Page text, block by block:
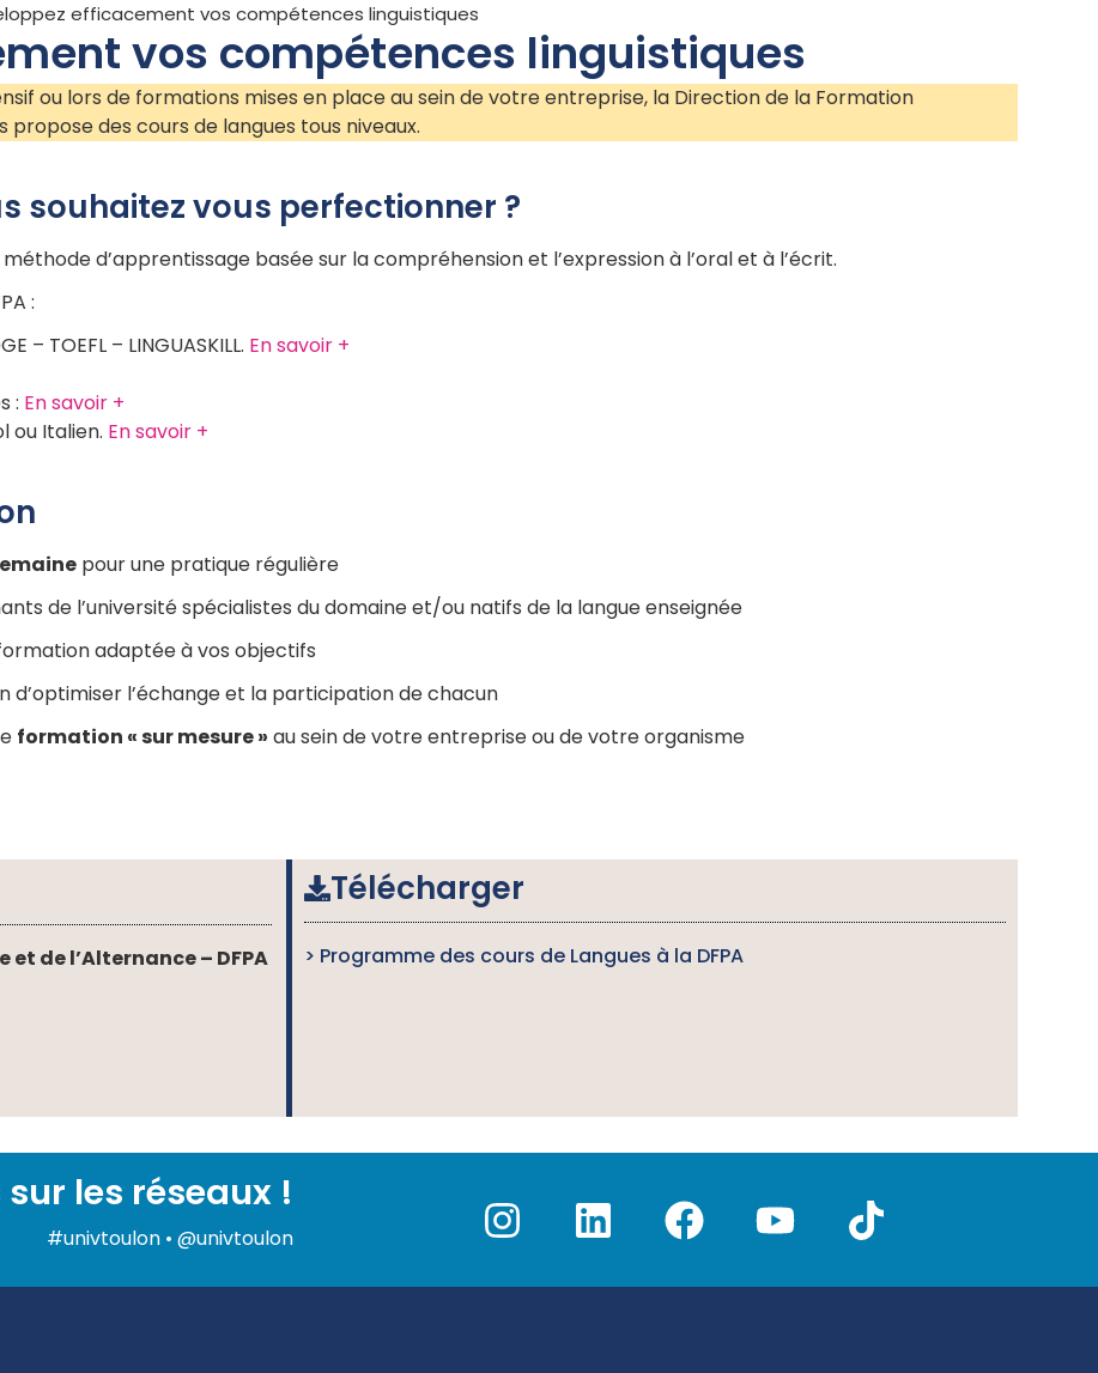
efficacement vos compétences linguistiques
vos compétences linguistiques
ou lors de formations mises en place au sein de votre entreprise, la Direction de la Formation
des cours de langues tous niveaux.
souhaitez vous perfectionner ?
d’apprentissage basée sur la compréhension et l’expression à l’oral et à l’écrit.
:
– TOEFL – LINGUASKILL. En savoir +
: En savoir +
ou Italien. En savoir +
pour une pratique régulière
de l’université spécialistes du domaine et/ou natifs de la langue enseignée
adaptée à vos objectifs
d’optimiser l’échange et la participation de chacun
formation « sur mesure » au sein de votre entreprise ou de votre organisme
de l’Alternance – DFPA
Télécharger
> Programme des cours de Langues à la DFPA
les réseaux !
#univtoulon • @univtoulon